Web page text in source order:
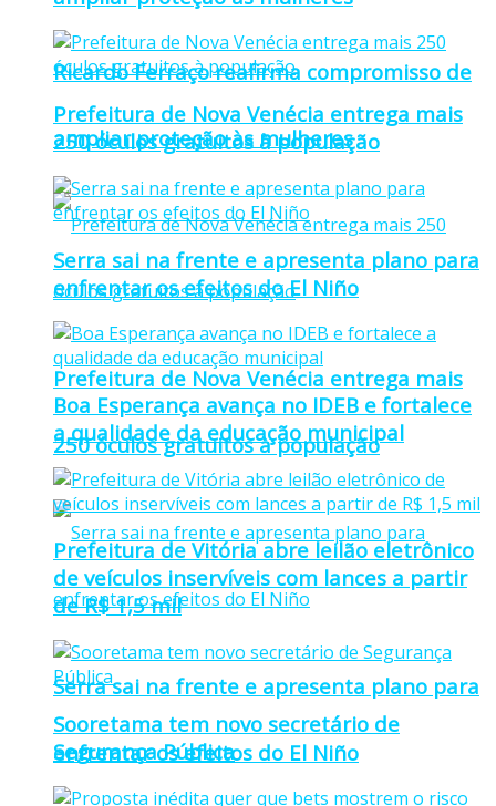
Ricardo Ferraço reafirma compromisso de
ampliar proteção às mulheres
Prefeitura de Nova Venécia entrega mais
250 óculos gratuitos à população
Serra sai na frente e apresenta plano para
enfrentar os efeitos do El Niño
Prefeitura de Nova Venécia entrega mais
250 óculos gratuitos à população
Serra sai na frente e apresenta plano para
enfrentar os efeitos do El Niño
Boa Esperança avança no IDEB e fortalece
a qualidade da educação municipal
Prefeitura de Vitória abre leilão eletrônico
de veículos inservíveis com lances a partir
de R$ 1,5 mil
Sooretama tem novo secretário de
Segurança Pública